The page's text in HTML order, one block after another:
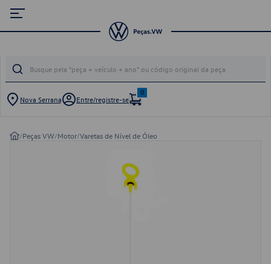
Nova Serrana Entre/registre-se
0
/Peças VW/Motor/Varetas de Nível de Óleo